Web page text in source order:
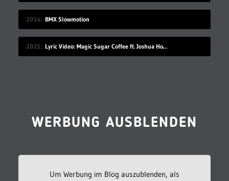
2014 BMX Slowmotion
2021 Lyric Video: Magic Sugar Coffee ft. Joshua Howlett – „Blkout“
WERBUNG AUSBLENDEN
Um Werbung im Blog auszublenden, als